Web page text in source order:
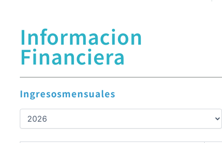
Informacion
Financiera
Ingresosmensuales